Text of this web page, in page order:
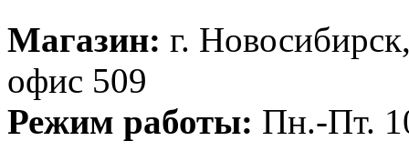
Магазин: г.
офис 509
Режим работы: Пн.-Пт.